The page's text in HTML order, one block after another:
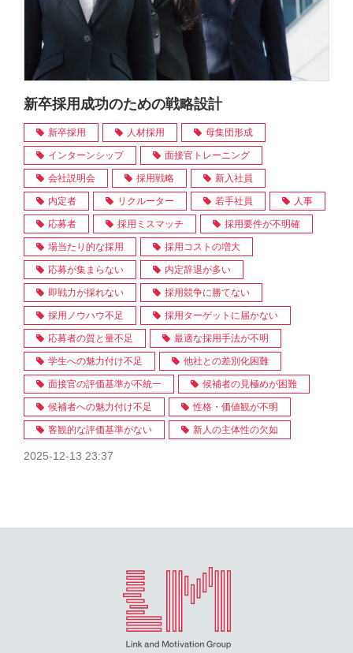
新卒採用成功のための戦略設計
新卒採用 人材採用 母集団形成
インターンシップ 面接官トレーニング
会社説明会 採用戦略 新入社員
内定者 リクルーター 若手社員 人事
応募者 採用ミスマッチ 採用要件が不明確
場当たり的な採用 採用コストの増大
応募が集まらない 内定辞退が多い
即戦力が採れない 採用競争に勝てない
採用ノウハウ不足 採用ターゲットに届かない
応募者の質と量不足 最適な採用手法が不明
学生への魅力付け不足 他社との差別化困難
面接官の評価基準が不統一 候補者の見極めが困難
候補者への魅力付け不足 性格・価値観が不明
客観的な評価基準がない 新人の主体性の欠如
2025-12-13 23:37